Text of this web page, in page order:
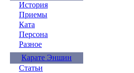
История
Приемы
Ката
Персона
Разное
Карате Эншин
Статьи